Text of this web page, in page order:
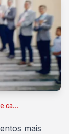
Conheça o consórcio para festa de casamento
mais